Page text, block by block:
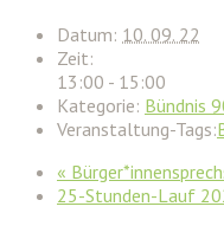
Datum: 10. 09. 22
Zeit:
13:00 - 15:00
Kategorie: Bündnis
Veranstaltung-Tags:
«
25-Stunden-Lauf